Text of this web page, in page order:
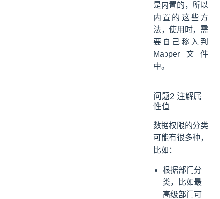
是内置的，所以
内置的这些方
法，使用时，需
要自己移入到
Mapper文件
中。
问题2 注解属
性值
数据权限的分类
可能有很多种，
比如：
根据部门分
类，比如最
高级部门可